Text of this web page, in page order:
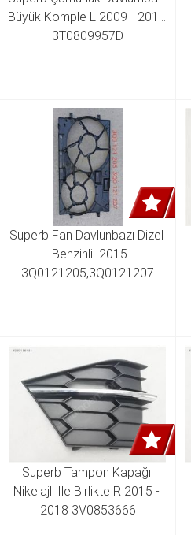
Büyük Komple L 2009 - 2015
3T0809957D
Superb Fan Davlunbazı Dizel
- Benzinli  2015
3Q0121205,3Q0121207
Superb Tampon Kapağı
Nikelajlı İle Birlikte R 2015 -
2018 3V0853666